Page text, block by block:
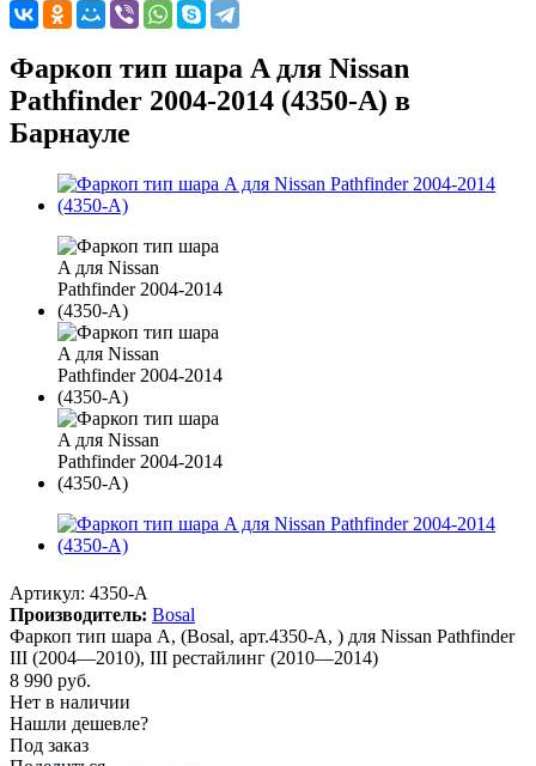
Фаркоп тип шара A для Nissan
Pathfinder 2004-2014 (4350-А) в
Барнауле
Артикул: 4350-А
Производитель: Bosal
Фаркоп тип шара A, (Bosal, арт.4350-А, ) для Nissan Pathfinder
III (2004—2010), III рестайлинг (2010—2014)
8 990 руб.
Нет в наличии
Нашли дешевле?
Под заказ